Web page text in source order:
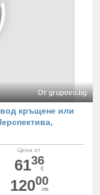
От grupovo.bg
кръщене или
Цена от
6136
€
12000
лв